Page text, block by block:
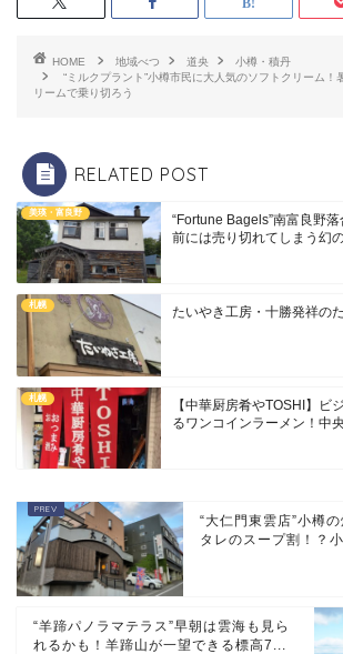
HOME 地域べつ 道央
小樽・積丹
“ミルクプラント”小樽市民に大人気のソフトクリーム！
リームで乗り切ろう
RELATED POST
美瑛・富良野
“Fortune Bagels”南富良野
前には売り切れてしまう幻
札幌 たいやき工房・十勝発祥の
札幌
【中華厨房肴やTOSHI】ビ
るワンコインラーメン！中
“大仁門東雲店”小樽
タレのスープ割！？
“羊蹄パノラマテラス”早朝は雲海も見ら
れるかも！羊蹄山が一望できる標高7...